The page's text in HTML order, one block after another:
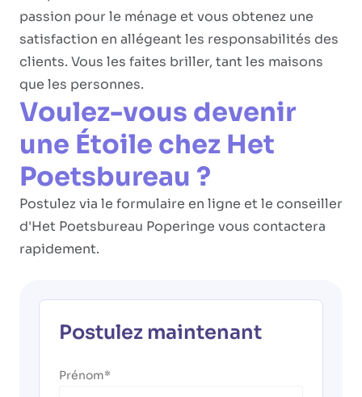
passion pour le ménage et vous obtenez une
satisfaction en allégeant les responsabilités des
clients. Vous les faites briller, tant les maisons
que les personnes.
Voulez-vous devenir
une Étoile chez Het
Poetsbureau ?
Postulez via le formulaire en ligne et le conseiller
d'Het Poetsbureau Poperinge vous contactera
rapidement.
Postulez maintenant
Prénom